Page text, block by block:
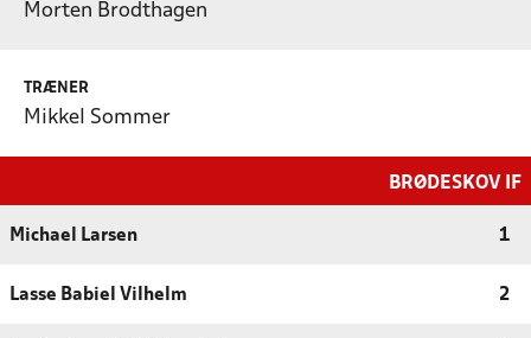
Morten Brodthagen
TRÆNER
Mikkel Sommer
BRØDESKOV IF
Michael Larsen 1
Lasse Babiel Vilhelm 2